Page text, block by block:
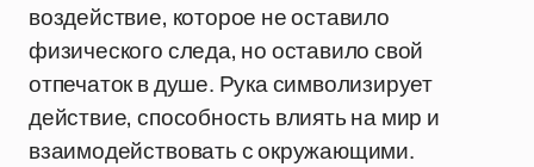
воздействие, которое не оставило
физического следа, но оставило свой
отпечаток в душе. Рука символизирует
действие, способность влиять на мир и
взаимодействовать с окружающими.